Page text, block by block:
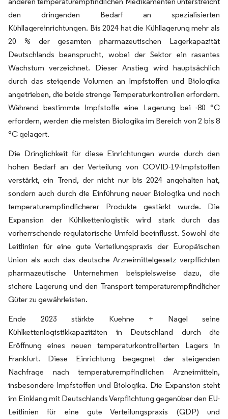
den dringenden Bedarf an spezialisierten
Kühllagereinrichtungen. Bis 2024 hat die Kühllagerung mehr als
20 % der gesamten pharmazeutischen Lagerkapazität
Deutschlands beansprucht, wobei der Sektor ein rasantes
Wachstum verzeichnet. Dieser Anstieg wird hauptsächlich
durch das steigende Volumen an Impfstoffen und Biologika
angetrieben, die beide strenge Temperaturkontrollen erfordern.
Während bestimmte Impfstoffe eine Lagerung bei -80 °C
erfordern, werden die meisten Biologika im Bereich von 2 bis 8
°C gelagert.
Die Dringlichkeit für diese Einrichtungen wurde durch den
hohen Bedarf an der Verteilung von COVID-19-Impfstoffen
verstärkt, ein Trend, der nicht nur bis 2024 angehalten hat,
sondern auch durch die Einführung neuer Biologika und noch
temperaturempfindlicherer Produkte gestärkt wurde. Die
Expansion der Kühlkettenlogistik wird stark durch das
vorherrschende regulatorische Umfeld beeinflusst. Sowohl die
Leitlinien für eine gute Verteilungspraxis der Europäischen
Union als auch das deutsche Arzneimittelgesetz verpflichten
pharmazeutische Unternehmen beispielsweise dazu, die
sichere Lagerung und den Transport temperaturempfindlicher
Güter zu gewährleisten.
Ende 2023 stärkte Kuehne + Nagel seine
Kühlkettenlogistikkapazitäten in Deutschland durch die
Eröffnung eines neuen temperaturkontrollierten Lagers in
Frankfurt. Diese Einrichtung begegnet der steigenden
Nachfrage nach temperaturempfindlichen Arzneimitteln,
insbesondere Impfstoffen und Biologika. Die Expansion steht
im Einklang mit Deutschlands Verpflichtung gegenüber den EU-
Leitlinien für eine gute Verteilungspraxis (GDP) und